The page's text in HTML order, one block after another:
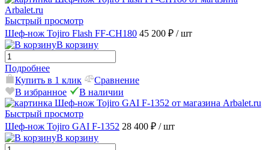
Быстрый просмотр
Шеф-нож Tojiro Flash FF-CH180 45 200 ₽ / шт
В корзину
Подробнее
Купить в 1 клик
Сравнение
В избранное
В наличии
Быстрый просмотр
Шеф-нож Tojiro GAI F-1352 28 400 ₽ / шт
В корзину